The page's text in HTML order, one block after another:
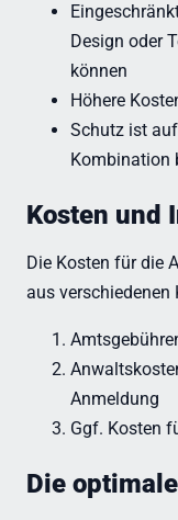
Design oder
können
Höhere
Schutz ist
Kombination
Kosten und
Die Kosten für die
aus
Anmeldung
Ggf. Kosten
Die